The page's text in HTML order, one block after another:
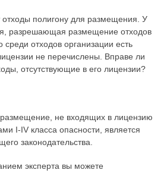
отходы полигону для размещения. У
разрешающая размещение отходов
среди отходов организации есть
не перечислены. Вправе ли
отсутствующие в его лицензии?
не входящих в лицензию
I-IV класса опасности, является
законодательства.
эксперта вы можете